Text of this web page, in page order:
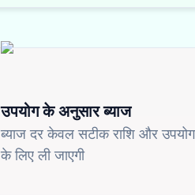
उपयोग के अनुसार ब्याज
ब्याज दर केवल सटीक राशि और
के लिए ली जाएगी